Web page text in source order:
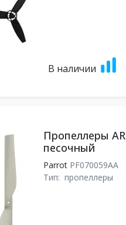
В наличии
Пропеллеры
песочный
ParrotPF070059AA
Тип: пропеллеры